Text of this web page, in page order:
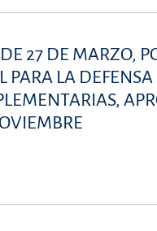
27 DE MARZO,
PARA LA